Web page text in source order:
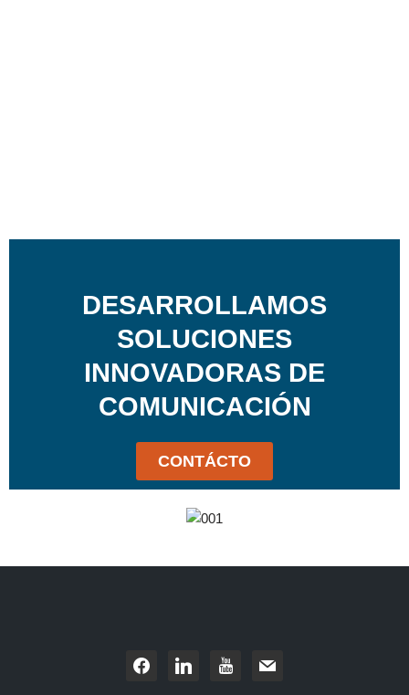
DESARROLLAMOS
SOLUCIONES
INNOVADORAS DE
COMUNICACIÓN
CONTÁCTO